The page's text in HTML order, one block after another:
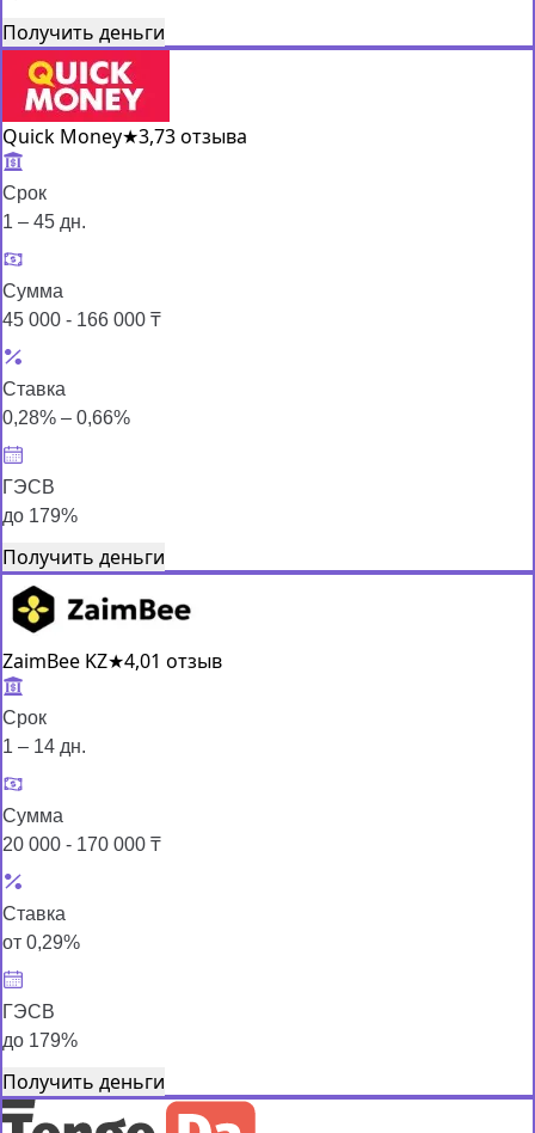
Получить деньги
Quick Money★3,73 отзыва
Срок
1 – 45 дн.
Сумма
45 000 - 166 000 ₸
Ставка
0,28% – 0,66%
ГЭСВ
до 179%
Получить деньги
ZaimBee KZ★4,01 отзыв
Срок
1 – 14 дн.
Сумма
20 000 - 170 000 ₸
Ставка
от 0,29%
ГЭСВ
до 179%
Получить деньги